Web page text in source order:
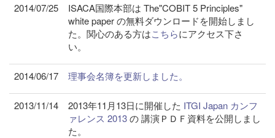
2014/07/25
ISACA国際本部は The"COBIT 5 Principles"
white paper の無料ダウンロードを開始しまし
た。関心のある方はこちらにアクセス下さ
い。
2014/06/17 理事会名簿を更新しました。
2013/11/14 2013年11月13日に開催した ITGI Japan カンフ
ァレンス 2013の 講演ＰＤＦ資料を公開しまし
た。